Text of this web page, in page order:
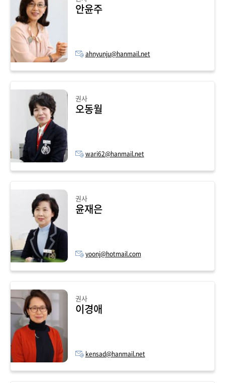
안윤주
ahnyunju@hanmail.net
권사
오동월
wari62@hanmail.net
권사
윤재은
yoonj@hotmail.com
권사
이경애
kensad@hanmail.net